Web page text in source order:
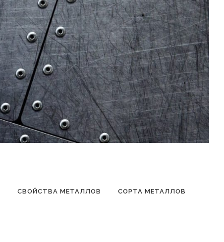
СВОЙСТВА МЕТАЛЛОВ СОРТА МЕТАЛЛОВ